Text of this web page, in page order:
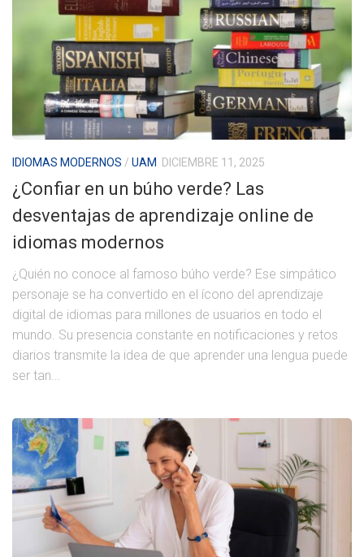
IDIOMAS MODERNOS / UAM DICIEMBRE 11, 2025
¿Confiar en un búho verde? Las
desventajas de aprendizaje online de
idiomas modernos
¿Quién no conoce al famoso búho verde? Ese simpático
personaje se ha convertido en el ícono del aprendizaje
digital de idiomas para millones de usuarios en todo el
mundo. Su presencia constante en notificaciones y retos
diarios transmite la idea de que aprender una lengua puede
ser tan...